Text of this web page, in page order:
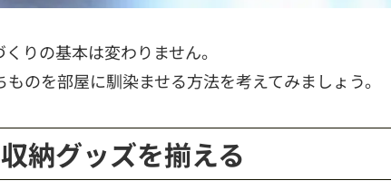
りの基本は変わりません。
のを部屋に馴染ませる方法を考えてみましょう。
納グッズを揃える